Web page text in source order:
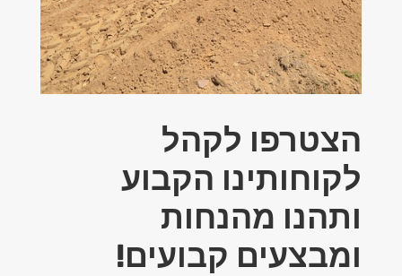
הצטרפו לקהל
לקוחותינו הקבוע
ותהנו מהנחות
ומבצעים קבועים!